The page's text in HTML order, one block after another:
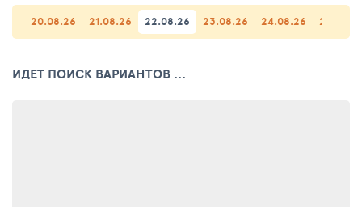
20.08.26 21.08.26 22.08.26 23.08.26 24.08.26
ИДЕТ ПОИСК ВАРИАНТОВ ...